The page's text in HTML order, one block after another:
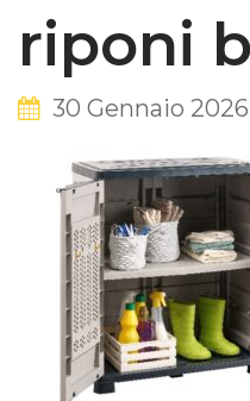
riponi
30 Gennaio 2026